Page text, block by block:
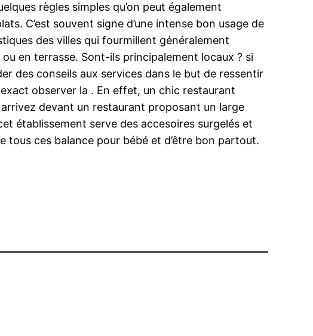
règles simples qu’on peut également
C’est souvent signe d’une intense bon usage de
des villes qui fourmillent généralement
en terrasse. Sont-ils principalement locaux ? si
des conseils aux services dans le but de ressentir
observer la . En effet, un chic restaurant
devant un restaurant proposant un large
établissement serve des accesoires surgelés et
ces balance pour bébé et d’être bon partout.